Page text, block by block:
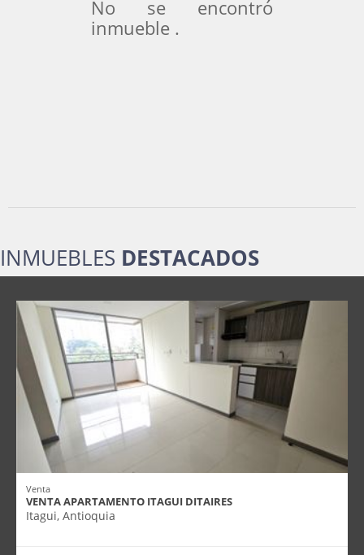
No se encontró
inmueble .
INMUEBLES DESTACADOS
Venta
VENTA APARTAMENTO ITAGUI DITAIRES
Itagui, Antioquia